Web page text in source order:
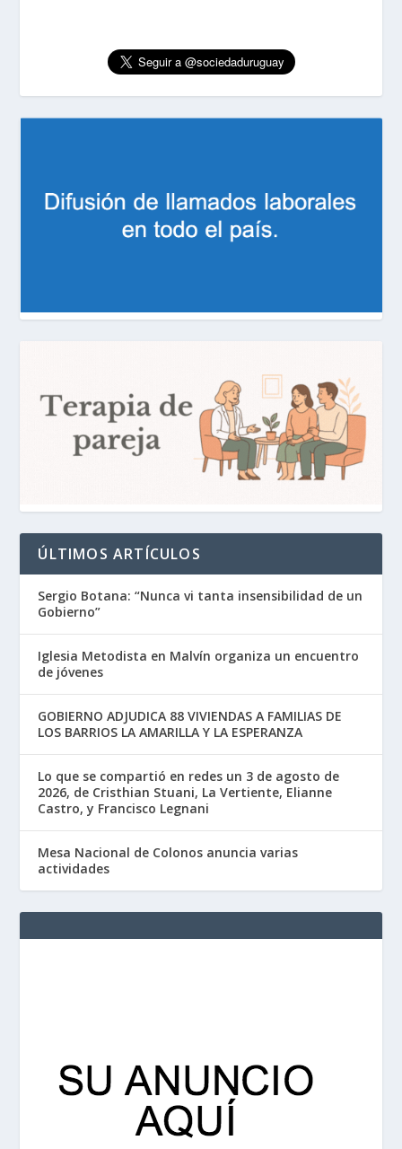
ÚLTIMOS ARTÍCULOS
Sergio Botana: “Nunca vi tanta insensibilidad de un
Gobierno”
Iglesia Metodista en Malvín organiza un encuentro
de jóvenes
GOBIERNO ADJUDICA 88 VIVIENDAS A FAMILIAS DE
LOS BARRIOS LA AMARILLA Y LA ESPERANZA
Lo que se compartió en redes un 3 de agosto de
2026, de Cristhian Stuani, La Vertiente, Elianne
Castro, y Francisco Legnani
Mesa Nacional de Colonos anuncia varias
actividades